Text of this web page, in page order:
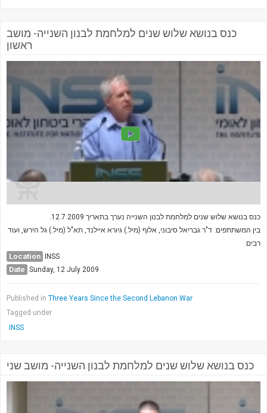
כנס בנושא שלוש שנים למלחמת לבנון השנייה- מושב
ראשון
כנס בנושא שלוש שנים למלחמת לבנון השנייה נערך בתאריך 12.7.2009.
בין המשתתפים: ד"ר גבריאל סיבוני, אלוף (מיל.) גיורא איילנד, תא"ל (מיל.) גל הירש, ועוד
רבים.
Location INSS
Date Sunday, 12 July 2009
Published in Three Years Since the Second Lebanon War
Tagged under
INSS
כנס בנושא שלוש שנים למלחמת לבנון השנייה- מושב שני